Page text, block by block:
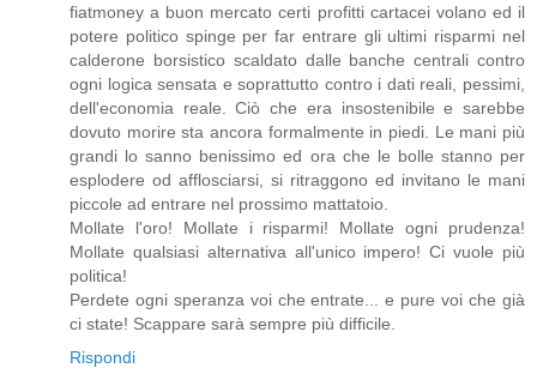
fiatmoney a buon mercato certi profitti cartacei volano ed il
potere politico spinge per far entrare gli ultimi risparmi nel
calderone borsistico scaldato dalle banche centrali contro
ogni logica sensata e soprattutto contro i dati reali, pessimi,
dell'economia reale. Ciò che era insostenibile e sarebbe
dovuto morire sta ancora formalmente in piedi. Le mani più
grandi lo sanno benissimo ed ora che le bolle stanno per
esplodere od afflosciarsi, si ritraggono ed invitano le mani
piccole ad entrare nel prossimo mattatoio.
Mollate l'oro! Mollate i risparmi! Mollate ogni prudenza!
Mollate qualsiasi alternativa all'unico impero! Ci vuole più
politica!
Perdete ogni speranza voi che entrate... e pure voi che già
ci state! Scappare sarà sempre più difficile.
Rispondi